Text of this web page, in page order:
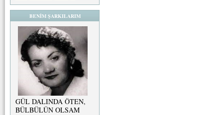
BENİM ŞARKILARIM
GÜL DALINDA ÖTEN,
BÜLBÜLÜN OLSAM